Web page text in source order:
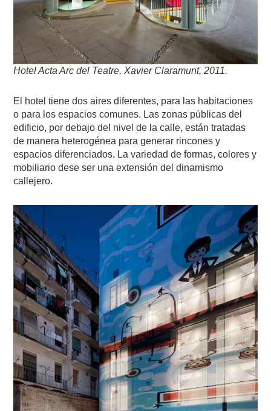
Hotel Acta Arc del Teatre, Xavier Claramunt, 2011.
El hotel tiene dos aires diferentes, para las habitaciones
o para los espacios comunes. Las zonas públicas del
edificio, por debajo del nivel de la calle, están tratadas
de manera heterogénea para generar rincones y
espacios diferenciados. La variedad de formas, colores y
mobiliario dese ser una extensión del dinamismo
callejero.